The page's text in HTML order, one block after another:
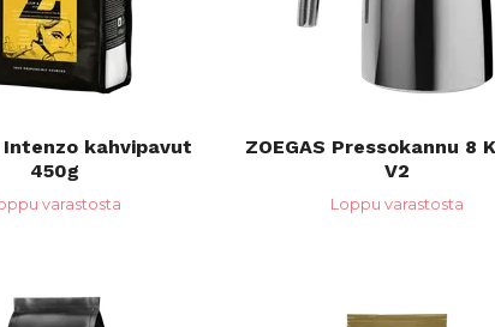
Intenzo kahvipavut
450g
varastosta
ZOEGAS Pressokannu 8
V2
Loppu varastosta